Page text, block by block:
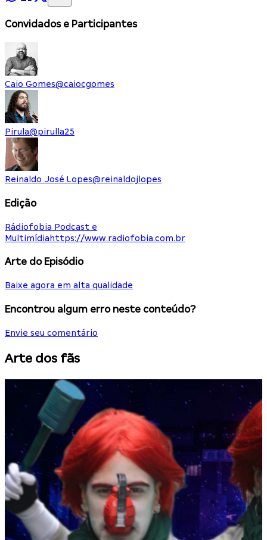
Convidados e Participantes
Caio Gomes@caiocgomes
Pirula@pirulla25
Reinaldo José Lopes@reinaldojlopes
Edição
Rádiofobia Podcast e
Multimídia https://www.radiofobia.com.br
Arte do Episódio
Baixe agora em alta qualidade
Encontrou algum erro neste conteúdo?
Envie seu comentário
Arte dos fãs